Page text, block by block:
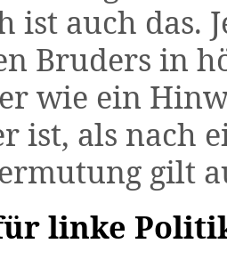
ist auch das.
Bruders in
wie ein
ist, als nach
gilt
linke